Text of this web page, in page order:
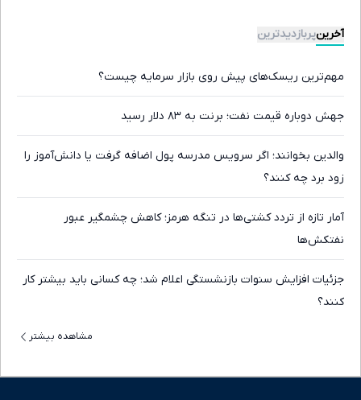
آخرینپربازدیدترین
مهم‌ترین ریسک‌های پیش روی بازار سرمایه چیست؟
جهش دوباره قیمت نفت؛ برنت به ۸۳ دلار رسید
والدین بخوانند؛ اگر سرویس مدرسه پول اضافه گرفت یا دانش‌آموز را
زود برد چه کنند؟
آمار تازه از تردد کشتی‌ها در تنگه هرمز؛ کاهش چشمگیر عبور
نفتکش‌ها
جزئیات افزایش سنوات بازنشستگی اعلام شد؛ چه کسانی باید بیشتر کار
کنند؟
مشاهده بیشتر